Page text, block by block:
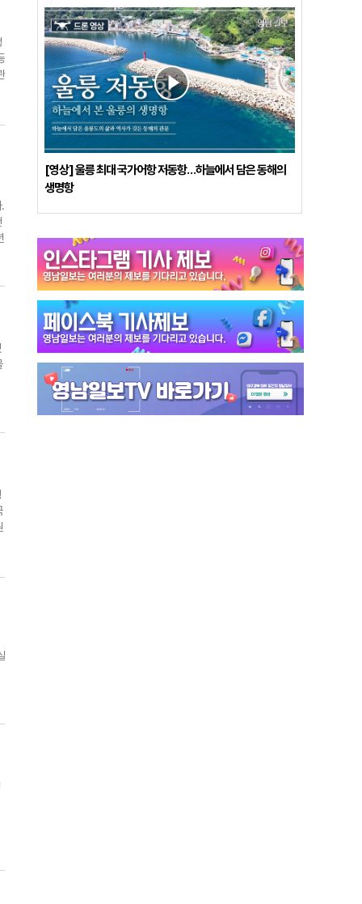
[영상] 울릉 최대 국가어항 저동항…하늘에서 담은 동해의
생명항